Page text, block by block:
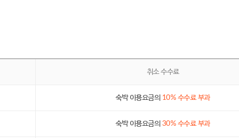
취소 수수료
숙박 이용요금의 10% 수수료 부과
숙박 이용요금의 30% 수수료 부과